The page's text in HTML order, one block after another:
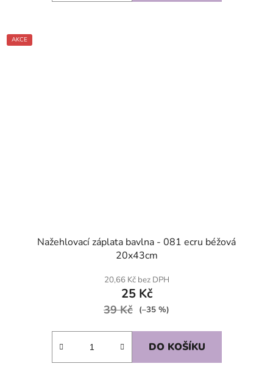
AKCE
Nažehlovací záplata bavlna - 081 ecru béžová
20x43cm
20,66 Kč bez DPH
25 Kč
39 Kč (–35 %)
DO KOŠÍKU